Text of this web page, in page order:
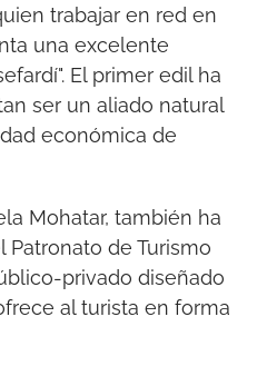
trabajar en red en
una excelente
El primer edil ha
ser un aliado natural
económica de
Mohatar, también ha
de Turismo
privado diseñado
al turista en forma